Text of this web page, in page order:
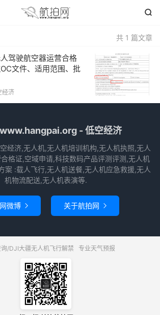

共 1 篇文章
驾驶航空器运营合格
文件、适用范围、批
经济
- 低空经济
经济,无人机,无人机培训机构,无人机执照,无人
格证,空域申请,科技数码产品评测评测,无人机
案 :载人飞行,无人机送餐,无人机应急救援,无人
机物流配送,无人机表演等.
微博  关于航拍网 
询/DJI大疆无人机飞行解禁 专业天气预报